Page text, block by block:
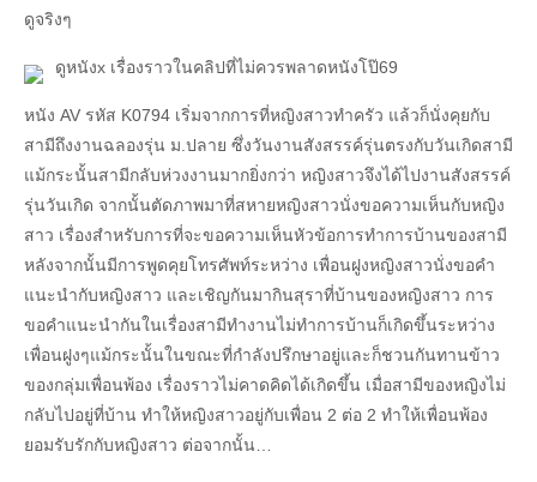
ดูจริงๆ
ดูหนังx เรื่องราวในคลิปที่ไม่ควรพลาดหนังโป๊69
หนัง AV รหัส K0794 เริ่มจากการที่หญิงสาวทำครัว แล้วก็นั่งคุยกับ
สามีถึงงานฉลองรุ่น ม.ปลาย ซึ่งวันงานสังสรรค์รุ่นตรงกับวันเกิดสามี
แม้กระนั้นสามีกลับห่วงงานมากยิ่งกว่า หญิงสาวจึงได้ไปงานสังสรรค์
รุ่นวันเกิด จากนั้นตัดภาพมาที่สหายหญิงสาวนั่งขอความเห็นกับหญิง
สาว เรื่องสำหรับการที่จะขอความเห็นหัวข้อการทำการบ้านของสามี
หลังจากนั้นมีการพูดคุยโทรศัพท์ระหว่าง เพื่อนฝูงหญิงสาวนั่งขอคำ
แนะนำกับหญิงสาว และเชิญกันมากินสุราที่บ้านของหญิงสาว การ
ขอคำแนะนำกันในเรื่องสามีทำงานไม่ทำการบ้านก็เกิดขึ้นระหว่าง
เพื่อนฝูงๆแม้กระนั้นในขณะที่กำลังปรึกษาอยู่และก็ชวนกันทานข้าว
ของกลุ่มเพื่อนพ้อง เรื่องราวไม่คาดคิดได้เกิดขึ้น เมื่อสามีของหญิงไม่
กลับไปอยู่ที่บ้าน ทำให้หญิงสาวอยู่กับเพื่อน 2 ต่อ 2 ทำให้เพื่อนพ้อง
ยอมรับรักกับหญิงสาว ต่อจากนั้น…